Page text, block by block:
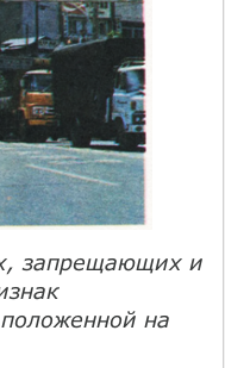
запрещающих и
на